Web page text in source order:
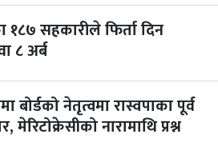
१८७ सहकारीले फिर्ता दिन
८ अर्ब
बोर्डको नेतृत्वमा रास्वपाका पूर्व
नारामाथि प्रश्न